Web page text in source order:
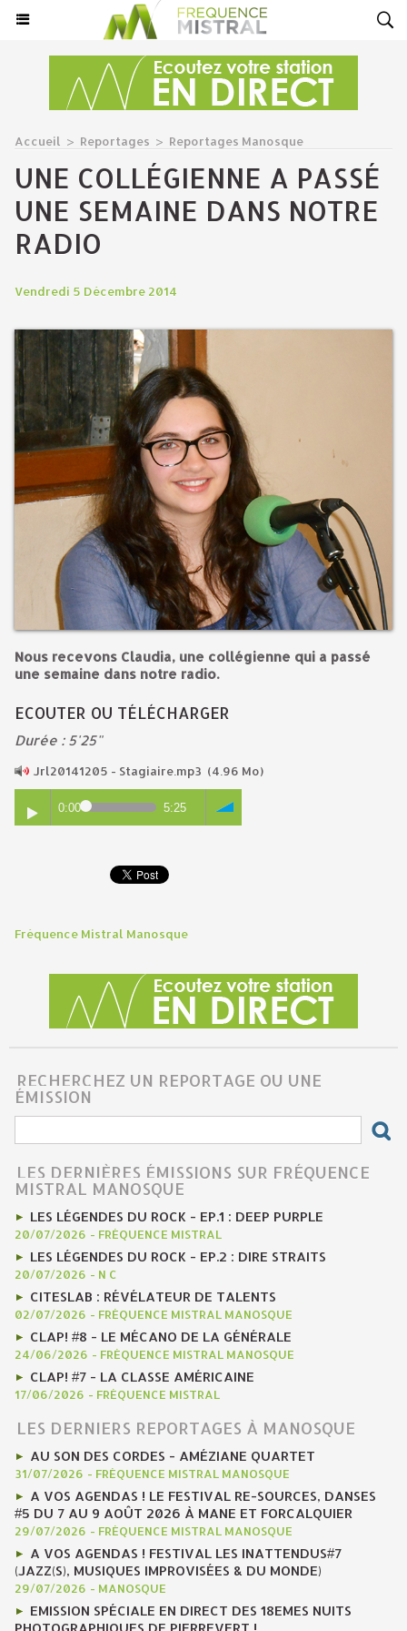
Accueil > Reportages > Reportages Manosque
UNE COLLÉGIENNE A PASSÉ
UNE SEMAINE DANS NOTRE
RADIO
Vendredi 5 Décembre 2014
Nous recevons Claudia, une collégienne qui a passé
une semaine dans notre radio.
ECOUTER OU TÉLÉCHARGER
Durée : 5'25"
Jrl20141205 - Stagiaire.mp3 (4.96 Mo)
0:00 5:25
Fréquence Mistral Manosque
RECHERCHEZ UN REPORTAGE OU UNE
ÉMISSION
LES DERNIÈRES ÉMISSIONS SUR FRÉQUENCE
MISTRAL MANOSQUE
LES LÉGENDES DU ROCK - EP.1 : DEEP PURPLE
20/07/2026 - FRÉQUENCE MISTRAL
LES LÉGENDES DU ROCK - EP.2 : DIRE STRAITS
20/07/2026 - N C
CITESLAB : RÉVÉLATEUR DE TALENTS
02/07/2026 - FRÉQUENCE MISTRAL MANOSQUE
CLAP! #8 - LE MÉCANO DE LA GÉNÉRALE
24/06/2026 - FRÉQUENCE MISTRAL MANOSQUE
CLAP! #7 - LA CLASSE AMÉRICAINE
17/06/2026 - FRÉQUENCE MISTRAL
LES DERNIERS REPORTAGES À MANOSQUE
AU SON DES CORDES - AMÉZIANE QUARTET
31/07/2026 - FRÉQUENCE MISTRAL MANOSQUE
A VOS AGENDAS ! LE FESTIVAL RE-SOURCES, DANSES
#5 DU 7 AU 9 AOÛT 2026 À MANE ET FORCALQUIER
29/07/2026 - FRÉQUENCE MISTRAL MANOSQUE
A VOS AGENDAS ! FESTIVAL LES INATTENDUS#7
(JAZZ(S), MUSIQUES IMPROVISÉES & DU MONDE)
29/07/2026 - MANOSQUE
EMISSION SPÉCIALE EN DIRECT DES 18EMES NUITS